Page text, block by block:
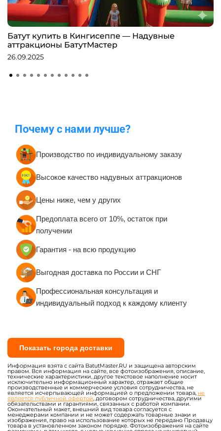
Батут купить в Кингисеппе — Надувные
аттракционы БатутМастер
26.09.2025
Почему с нами лучше?
Производство по индивидуальному заказу
Высокое качество надувных аттракционов
Цены ниже, чем у других
Предоплата всего от 10%, остаток при
получении
Гарантия - на всю продукцию
Выгодная доставка по России и СНГ
Профессиональная консультация и
индивидуальный подход к каждому клиенту
Показать города доставки
Информация взята с сайта BatutMaster.RU и защищена авторским
правом. Вся информация на сайте, все фотоизображения, описание,
технические характеристики, другое текстовое наполнение носит
исключительно информационный характер, отражает общие
производственные и коммерческие условия сотрудничества, не
является исчерпывающей информацией о предложении товара, не
является публичной офертой, договором сотрудничества, другими
обязательствами и гарантиями, связанных с работой компании.
Окончательный макет, внешний вид товара согласуется с
менеджерами компании и не может содержать товарные знаки и
изображения, право на использование которых не передано Продавцу
товара в установленном законом порядке. Фотоизображения на сайте